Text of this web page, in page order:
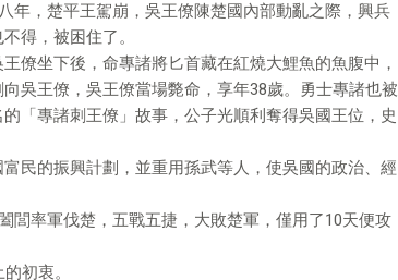
年，楚平王駕崩，吳王僚陳楚國內部動亂之際，興兵
得，被困住了。
僚坐下後，命專諸將匕首藏在紅燒大鯉魚的魚腹中，
吳王僚，吳王僚當場斃命，享年38歲。勇士專諸也被
「專諸刺王僚」故事，公子光順利奪得吳國王位，史
民的振興計劃，並重用孫武等人，使吳國的政治、經
閭率軍伐楚，五戰五捷，大敗楚軍，僅用了10天便攻
初衷。